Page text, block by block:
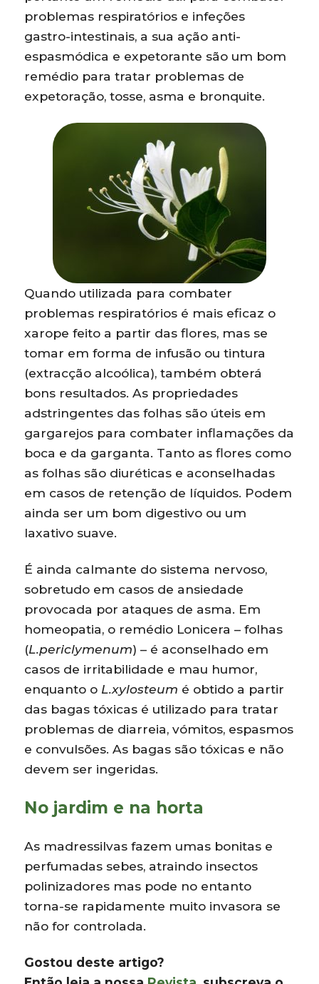
problemas respiratórios e infeções
gastro-intestinais, a sua ação anti-
espasmódica e expetorante são um bom
remédio para tratar problemas de
expetoração, tosse, asma e bronquite.
Quando utilizada para combater
problemas respiratórios é mais eficaz o
xarope feito a partir das flores, mas se
tomar em forma de infusão ou tintura
(extracção alcoólica), também obterá
bons resultados. As propriedades
adstringentes das folhas são úteis em
gargarejos para combater inflamações da
boca e da garganta. Tanto as flores como
as folhas são diuréticas e aconselhadas
em casos de retenção de líquidos. Podem
ainda ser um bom digestivo ou um
laxativo suave.
É ainda calmante do sistema nervoso,
sobretudo em casos de ansiedade
provocada por ataques de asma. Em
homeopatia, o remédio Lonicera – folhas
(L.periclymenum) – é aconselhado em
casos de irritabilidade e mau humor,
enquanto o L.xylosteum é obtido a partir
das bagas tóxicas é utilizado para tratar
problemas de diarreia, vómitos, espasmos
e convulsões. As bagas são tóxicas e não
devem ser ingeridas.
No jardim e na horta
As madressilvas fazem umas bonitas e
perfumadas sebes, atraindo insectos
polinizadores mas pode no entanto
torna-se rapidamente muito invasora se
não for controlada.
Gostou deste artigo?